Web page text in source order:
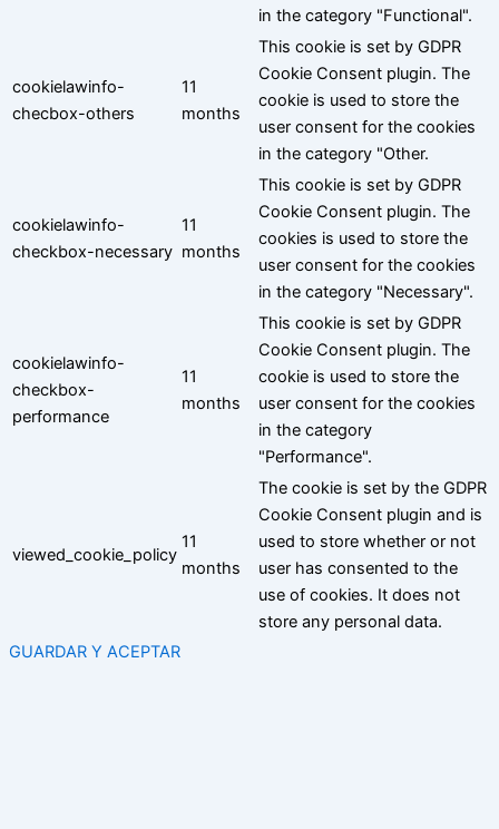
in the category "Functional".
cookielawinfo-
checbox-others
11
months
This cookie is set by GDPR
Cookie Consent plugin. The
cookie is used to store the
user consent for the cookies
in the category "Other.
cookielawinfo-
checkbox-necessary
11
months
This cookie is set by GDPR
Cookie Consent plugin. The
cookies is used to store the
user consent for the cookies
in the category "Necessary".
cookielawinfo-
checkbox-
performance
11
months
This cookie is set by GDPR
Cookie Consent plugin. The
cookie is used to store the
user consent for the cookies
in the category
"Performance".
viewed_cookie_policy
11
months
The cookie is set by the GDPR
Cookie Consent plugin and is
used to store whether or not
user has consented to the
use of cookies. It does not
store any personal data.
GUARDAR Y ACEPTAR